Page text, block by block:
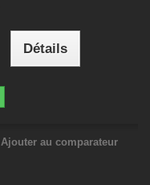
Détails
Ajouter au comparateur